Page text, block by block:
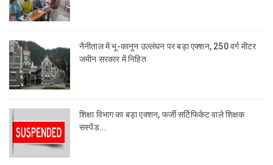
नैनीताल में भू-कानून उल्लंघन पर बड़ा एक्शन, 250 वर्ग मीटर
जमीन सरकार में निहित
शिक्षा विभाग का बड़ा एक्शन, फर्जी सर्टिफिकेट वाले शिक्षक
सस्पेंड...